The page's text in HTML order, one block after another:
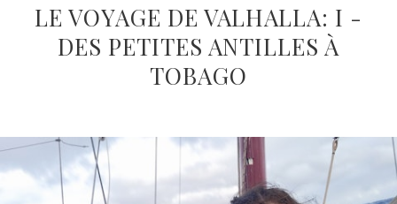
LE VOYAGE DE VALHALLA: I -
DES PETITES ANTILLES À
TOBAGO